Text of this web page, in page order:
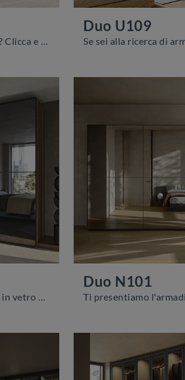
Cerchi un armadio in vetro? Clicca e scopri armadiature a muro con ante scorrevoli di Colombini Casa.
Duo U109
Duo N101